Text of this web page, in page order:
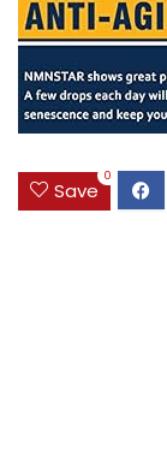
Save
0